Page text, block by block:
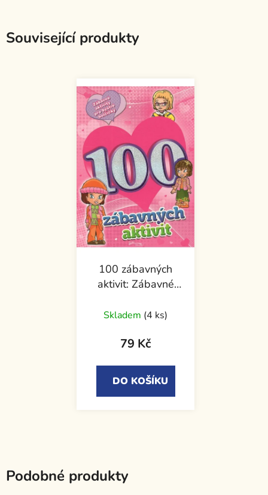
Související produkty
100 zábavných
aktivit: Zábavné
holčičky
Skladem (4 ks)
79 Kč
DO KOŠÍKU
Podobné produkty